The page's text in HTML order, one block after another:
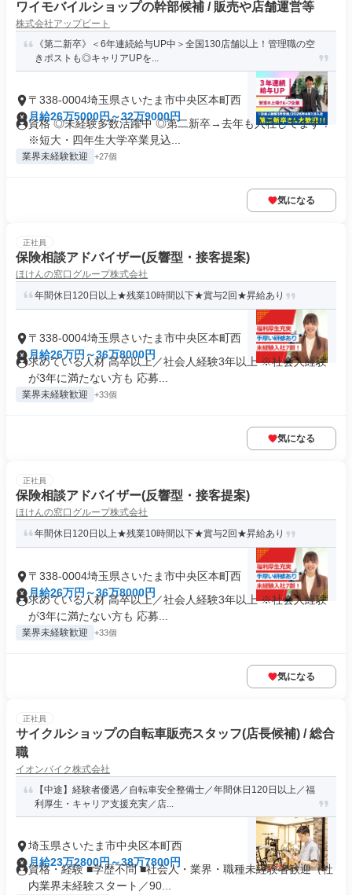
ワイモバイルショップの幹部候補 / 販売や店舗運営等
株式会社アップビート
《第二新卒》＜6年連続給与UP中＞全国130店舗以上！管理職の空
きポストも◎キャリアUPを...
〒338-0004埼玉県さいたま市中央区本町西
月給26万5000円～32万9000円
資格 ◎未経験多数活躍中 ◎第二新卒→去年も入社してます！
※短大・四年生大学卒業見込...
業界未経験歓迎 +27個
気になる
正社員
保険相談アドバイザー(反響型・接客提案)
ほけんの窓口グループ株式会社
年間休日120日以上★残業10時間以下★賞与2回★昇給あり
〒338-0004埼玉県さいたま市中央区本町西
月給26万円～36万8000円
求めている人材 高卒以上／社会人経験3年以上 ※社会人経験
が3年に満たない方も 応募...
業界未経験歓迎 +33個
気になる
正社員
保険相談アドバイザー(反響型・接客提案)
ほけんの窓口グループ株式会社
年間休日120日以上★残業10時間以下★賞与2回★昇給あり
〒338-0004埼玉県さいたま市中央区本町西
月給26万円～36万8000円
求めている人材 高卒以上／社会人経験3年以上 ※社会人経験
が3年に満たない方も 応募...
業界未経験歓迎 +33個
気になる
正社員
サイクルショップの自転車販売スタッフ(店長候補) / 総合
職
イオンバイク株式会社
【中途】経験者優遇／自転車安全整備士／年間休日120日以上／福
利厚生・キャリア支援充実／店...
埼玉県さいたま市中央区本町西
月給23万2800円～38万7800円
資格・経験 ■学歴不問 ■社会人・業界・職種未経験者歓迎（社
内業界未経験スタート／90...